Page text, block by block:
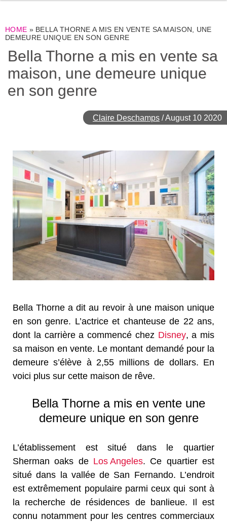
HOME » BELLA THORNE A MIS EN VENTE SA MAISON, UNE
DEMEURE UNIQUE EN SON GENRE
Bella Thorne a mis en vente sa
maison, une demeure unique
en son genre
Claire Deschamps /August 10 2020
Bella Thorne a dit au revoir à une maison unique
en son genre. L’actrice et chanteuse de 22 ans,
dont la carrière a commencé chez Disney, a mis
sa maison en vente. Le montant demandé pour la
demeure s’élève à 2,55 millions de dollars. En
voici plus sur cette maison de rêve.
Bella Thorne a mis en vente une
demeure unique en son genre
L’établissement est situé dans le quartier
Sherman oaks de Los Angeles. Ce quartier est
situé dans la vallée de San Fernando. L’endroit
est extrêmement populaire parmi ceux qui sont à
la recherche de résidences de banlieue. Il est
connu notamment pour les centres commerciaux